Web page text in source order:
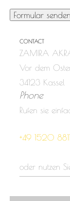
CONTACT
ZAMIRA
Vor dem
34123 Kassel
Phone
Rufen sie
+49 1520
oder nutzen